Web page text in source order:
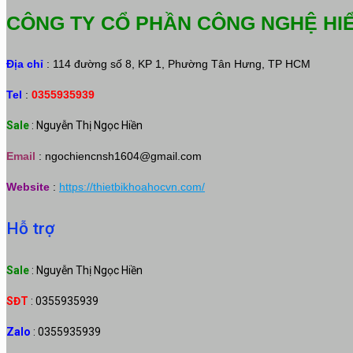
CÔNG TY CỔ PHẦN CÔNG NGHỆ
Địa chỉ : 114 đường số 8, KP 1, Phường Tân Hưng, TP HCM
Tel : 0355935939
Sale : Nguyễn Thị Ngọc Hiền
Email : ngochiencnsh1604@gmail.com
Website : https://thietbikhoahocvn.com/
Hỗ trợ
Sale : Nguyễn Thị Ngọc Hiền
SĐT : 0355935939
Zalo : 0355935939